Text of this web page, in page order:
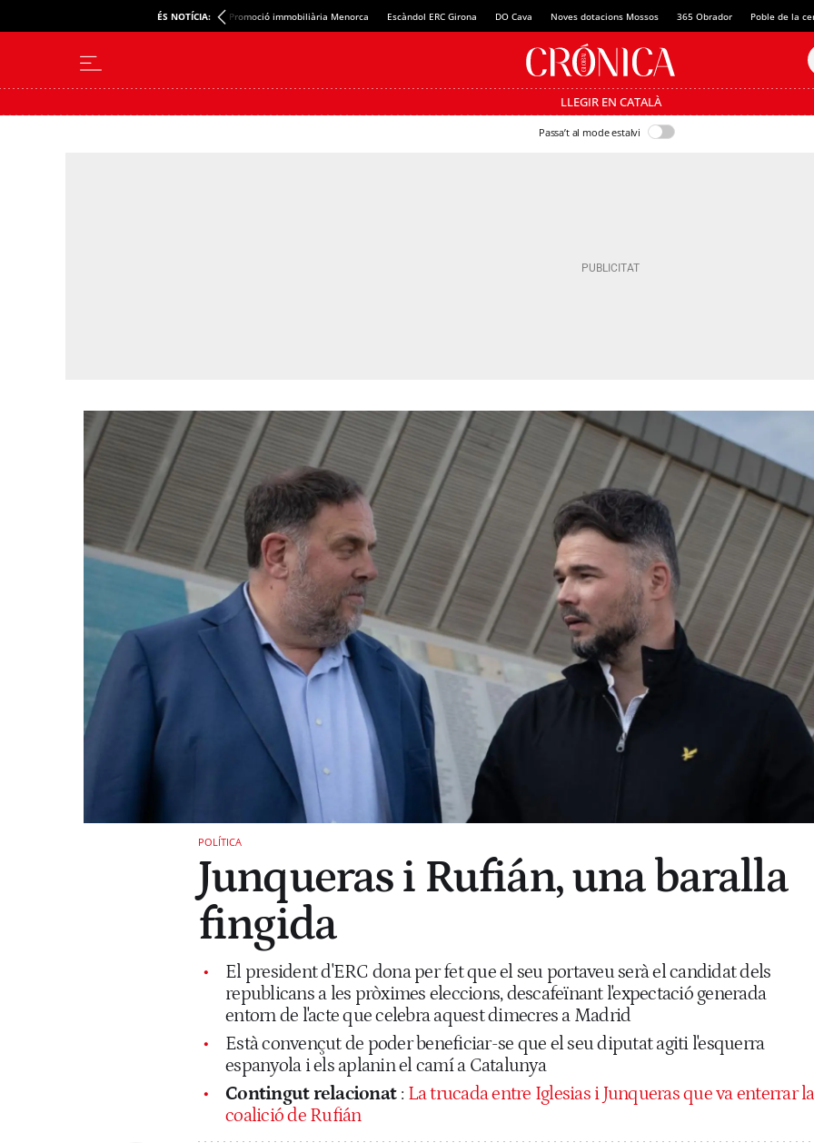
ÉS NOTÍCIA: Promoció immobiliària Menorca Escàndol ERC Girona DO Cava Noves dotacions Mossos 365 Obrador Poble de la
LLEGIR EN CATALÀ
Passa’t al mode estalvi
POLÍTICA
Junqueras i Rufián, una baralla
fingida
El president d'ERC dona per fet que el seu portaveu serà el candidat dels
republicans a les pròximes eleccions, descafeïnant l'expectació generada
entorn de l'acte que celebra aquest dimecres a Madrid
Està convençut de poder beneficiar-se que el seu diputat agiti l'esquerra
espanyola i els aplanin el camí a Catalunya
Contingut relacionat : La trucada entre Iglesias i Junqueras que va enterrar la
coalició de Rufián